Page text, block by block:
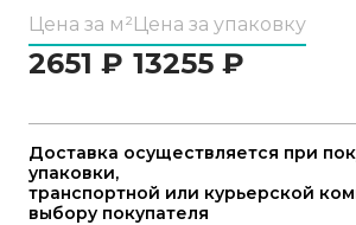
Цена за м²
2651 ₽
Цена за упаковку
13255 ₽
Доставка осуществляется при
упаковки,
транспортной или курьерской
выбору покупателя